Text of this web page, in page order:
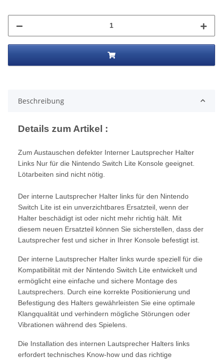
Beschreibung
Details zum Artikel :
Zum Austauschen defekter Interner Lautsprecher Halter
Links Nur für die Nintendo Switch Lite Konsole geeignet.
Lötarbeiten sind nicht nötig.
Der interne Lautsprecher Halter links für den Nintendo
Switch Lite ist ein unverzichtbares Ersatzteil, wenn der
Halter beschädigt ist oder nicht mehr richtig hält. Mit
diesem neuen Ersatzteil können Sie sicherstellen, dass der
Lautsprecher fest und sicher in Ihrer Konsole befestigt ist.
Der interne Lautsprecher Halter links wurde speziell für die
Kompatibilität mit der Nintendo Switch Lite entwickelt und
ermöglicht eine einfache und sichere Montage des
Lautsprechers. Durch eine korrekte Positionierung und
Befestigung des Halters gewährleisten Sie eine optimale
Klangqualität und verhindern mögliche Störungen oder
Vibrationen während des Spielens.
Die Installation des internen Lautsprecher Halters links
erfordert technisches Know-how und das richtige